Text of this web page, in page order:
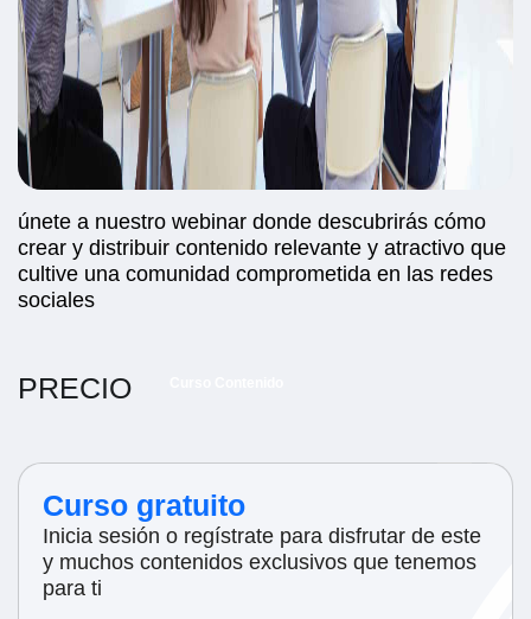
únete a nuestro webinar donde descubrirás cómo
crear y distribuir contenido relevante y atractivo que
cultive una comunidad comprometida en las redes
sociales
PRECIO
Curso gratuito
Inicia sesión o regístrate para disfrutar de este
y muchos contenidos exclusivos que tenemos
para ti